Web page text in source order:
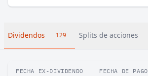
Dividendos 129 Splits de acciones
FECHA EX-DIVIDENDO FECHA DE PAGO